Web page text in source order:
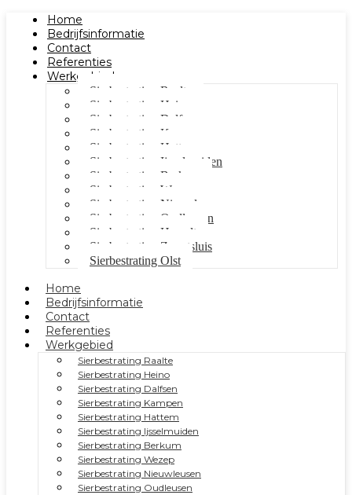
Home
Bedrijfsinformatie
Contact
Referenties
Werkgebied
Sierbestrating Raalte
Sierbestrating Heino
Sierbestrating Dalfsen
Sierbestrating Kampen
Sierbestrating Hattem
Sierbestrating Ijsselmuiden
Sierbestrating Berkum
Sierbestrating Wezep
Sierbestrating Nieuwleusen
Sierbestrating Oudleusen
Sierbestrating Hasselt
Sierbestrating Zwartsluis
Sierbestrating Olst
Home
Bedrijfsinformatie
Contact
Referenties
Werkgebied
Sierbestrating Raalte
Sierbestrating Heino
Sierbestrating Dalfsen
Sierbestrating Kampen
Sierbestrating Hattem
Sierbestrating Ijsselmuiden
Sierbestrating Berkum
Sierbestrating Wezep
Sierbestrating Nieuwleusen
Sierbestrating Oudleusen